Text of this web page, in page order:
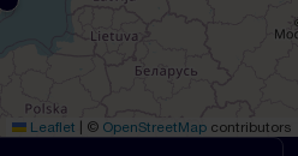
Leaflet © OpenStreetMap contributors